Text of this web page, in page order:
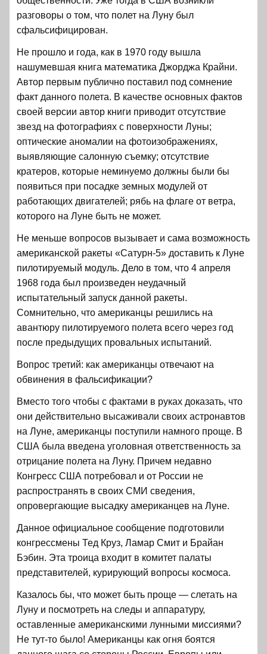
разговоры о том, что полет на Луну был
сфальсифицирован.
Не прошло и года, как в 1970 году вышла
нашумевшая книга математика Джорджа Крайни.
Автор первым публично поставил под сомнение
факт данного полета. В качестве основных фактов
своей версии автор книги приводит отсутствие
звезд на фотографиях с поверхности Луны;
оптические аномалии на фотоизображениях,
выявляющие салонную съемку; отсутствие
кратеров, которые неминуемо должны были бы
появиться при посадке земных модулей от
работающих двигателей; рябь на флаге от ветра,
которого на Луне быть не может.
Не меньше вопросов вызывает и сама возможность
американской ракеты «Сатурн-5» доставить к Луне
пилотируемый модуль. Дело в том, что 4 апреля
1968 года был произведен неудачный
испытательный запуск данной ракеты.
Сомнительно, что американцы решились на
авантюру пилотируемого полета всего через год
после предыдущих провальных испытаний.
Вопрос третий: как американцы отвечают на
обвинения в фальсификации?
Вместо того чтобы с фактами в руках доказать, что
они действительно высаживали своих астронавтов
на Луне, американцы поступили намного проще. В
США была введена уголовная ответственность за
отрицание полета на Луну. Причем недавно
Конгресс США потребовал и от России не
распространять в своих СМИ сведения,
опровергающие высадку американцев на Луне.
Данное официальное сообщение подготовили
конгрессмены Тед Круз, Ламар Смит и Брайан
Бэбин. Эта троица входит в комитет палаты
представителей, курирующий вопросы космоса.
Казалось бы, что может быть проще — слетать на
Луну и посмотреть на следы и аппаратуру,
оставленные американскими лунными миссиями?
Не тут-то было! Американцы как огня боятся